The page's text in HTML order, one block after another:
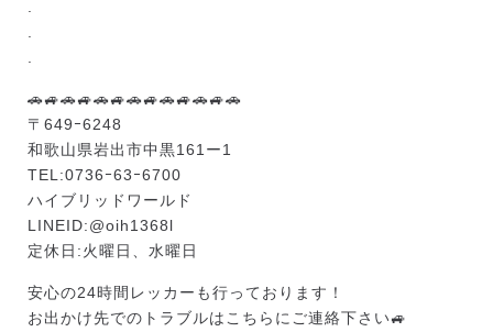
🚗🚙🚗🚙🚗🚙🚗🚙🚗🚙🚗🚙🚗
〒649ｰ6248
和歌山県岩出市中黒161ー1
TEL:0736ｰ63ｰ6700
ハイブリッドワールド
LINEID:@oih1368l
定休日:火曜日、水曜日
安心の24時間レッカーも行っております！
お出かけ先でのトラブルはこちらにご連絡下さい🚙